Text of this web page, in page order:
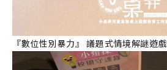
『數位性別暴力』 議題式情境解謎遊戲